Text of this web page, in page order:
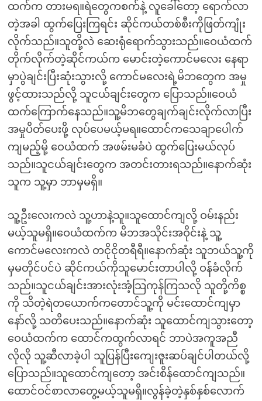
ထက်က တားမရ။ရဲတွေကစက်နဲ့ လူခေါ်တော့ ရောက်လာ
တဲ့အခါ ထွက်ပြေးကြရင်း ဆိုင်ကယ်တစ်စီးကိုဖြတ်ကျုံး
လိုက်သည်။သူတို့လဲ ဆေးရုံရောက်သွားသည်။ဝေယံထက်
တိုက်လိုက်တဲ့ဆိုင်ကယ်က မောင်းတဲ့ကောင်မလေး နေရာ
မှာပွဲချင်းပြီးဆုံးသွားလို့ ကောင်မလေးရဲ့မိဘတွေက အမှု
ဖွင့်ထားသည်လို့ သူငယ်ချင်းတွေက ပြောသည်။ဝေယံ
ထက်ကြောက်နေသည်။သူ့မိဘတွေချက်ချင်းလိုက်လာပြီး
အမှုပိတ်ပေးဖို့ လုပ်ပေမယ့်မရ။ထောင်ကသေချာပေါက်
ကျမည့်မို့ ဝေယံထက် အဖမ်းမခံပဲ ထွက်ပြေးမယ်လုပ်
သည်။သူငယ်ချင်းတွေက အတင်းတားရသည်။နောက်ဆုံး
သူက သူ့မှာ ဘာမှမရှိ။
သူ့ဦးလေးကလဲ သူ့ဟာနဲ့သူ။သူထောင်ကျလို့ ဝမ်းနည်း
မယ့်သူမရှိ။ဝေယံထက်က မိဘအသိုင်းအဝိုင်းနဲ့ သူ့
ကောင်မလေးကလဲ တငိုငိုတရီရီ။နောက်ဆုံး သူဘယ်သူ့ကို
မှမတိုင်ပင်ပဲ ဆိုင်ကယ်ကိုသူမောင်းတာပါလို့ ဝန်ခံလိုက်
သည်။သူငယ်ချင်းအားလုံးအံ့သြကုန်ကြသလို သူတို့ကိစ္စ
ကို သိတဲ့ရဲတယောက်ကတောင်သူ့ကို မင်းထောင်ကျမှာ
နော်လို့ သတိပေးသည်။နောက်ဆုံး သူထောင်ကျသွားတော့
ဝေယံထက်က ထောင်ကထွက်လာရင် ဘာပဲအကူအညီ
လိုလို သူ့ဆီလာခဲ့ပါ သူပြန်ပြီးကျေးဇူးဆပ်ချင်ပါတယ်လို့
ပြောသည်။သူထောင်ကျတော့ အင်းစိန်ထောင်ကျသည်။
ထောင်ဝင်စာလာတွေ့မယ့်သူမရှိ။လွန်ခဲ့တဲ့နှစ်နှစ်လောက်